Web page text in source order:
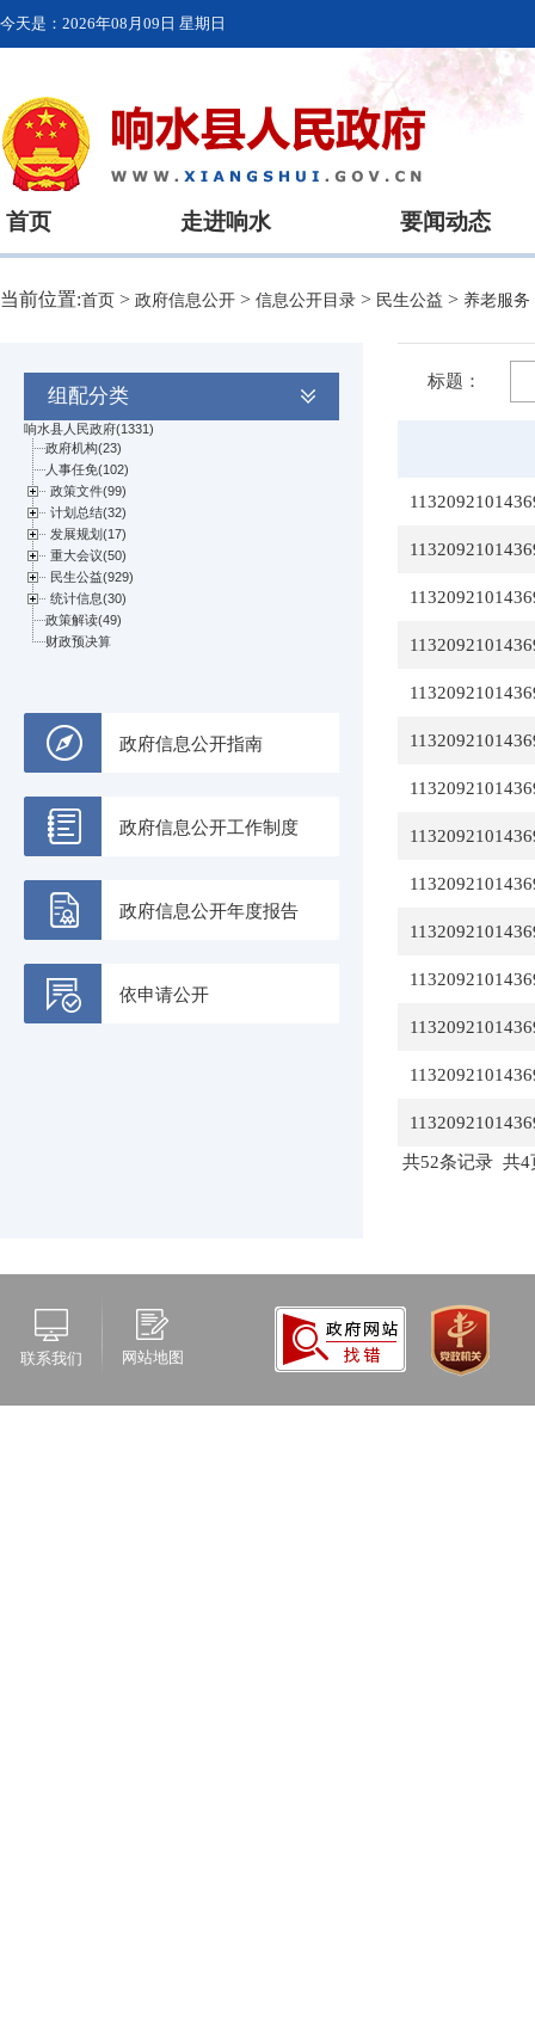
今天是： 2026年08月09日 星期日
首页 走进响水 要闻动态
当前位置:首页 > 政府信息公开 > 信息公开目录 > 民生公益 > 养老服务
组配分类
政府信息公开指南
政府信息公开工作制度
政府信息公开年度报告
依申请公开
标题：
共52条记录 共
联系我们 网站地图